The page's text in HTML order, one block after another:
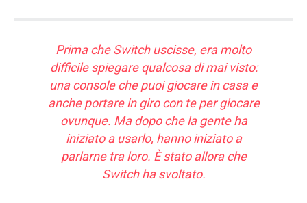
Prima che Switch uscisse, era molto
difficile spiegare qualcosa di mai visto:
una console che puoi giocare in casa e
anche portare in giro con te per giocare
ovunque. Ma dopo che la gente ha
iniziato a usarlo, hanno iniziato a
parlarne tra loro. È stato allora che
Switch ha svoltato.